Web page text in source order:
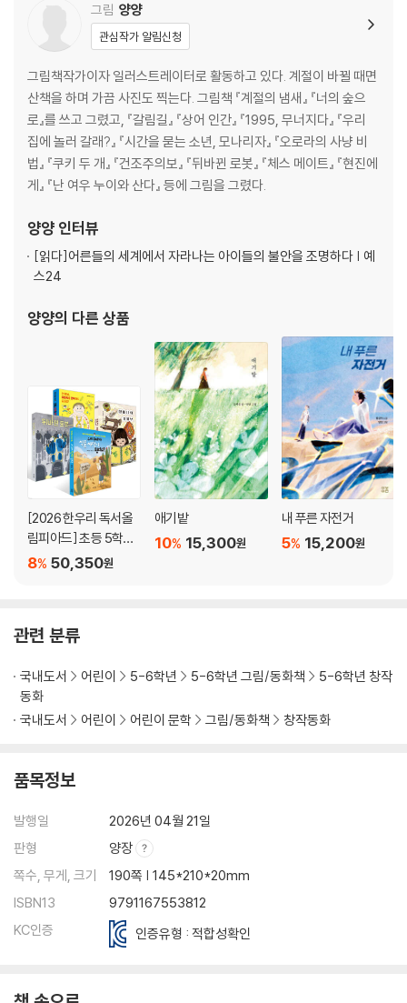
그림 양양
관심작가 알림신청
그림책작가이자 일러스트레이터로 활동하고 있다. 계절이 바뀔 때면
산책을 하며 가끔 사진도 찍는다. 그림책 『계절의 냄새』 『너의 숲으
로』를 쓰고 그렸고, 『갈림길』 『상어 인간』 『1995, 무너지다』 『우리
집에 놀러 갈래?』 『시간을 묻는 소년, 모나리자』 『오로라의 사냥 비
법』 『쿠키 두 개』 『건조주의보』 『뒤바뀐 로봇』 『체스 메이트』 『현진에
게』 『난 여우 누이와 산다』 등에 그림을 그렸다.
양양 인터뷰
[읽다]어른들의 세계에서 자라나는 아이들의 불안을 조명하다 | 예
스24
양양의 다른 상품
[2026 한우리 독서올
림피아드] 초등 5학년
필독서 세트
50,350원
8%
애기밭
15,300원
10%
내 푸른 자전거
15,200원
5%
관련 분류
국내도서 어린이 5-6학년 5-6학년 그림/동화책
5-6학년 창작
동화
국내도서
어린이 어린이 문학 그림/동화책 창작동화
품목정보
발행일
2026년 04월 21일
판형
양장
쪽수, 무게, 크기
190쪽 | 145*210*20mm
ISBN13
9791167553812
KC인증
인증유형 : 적합성확인